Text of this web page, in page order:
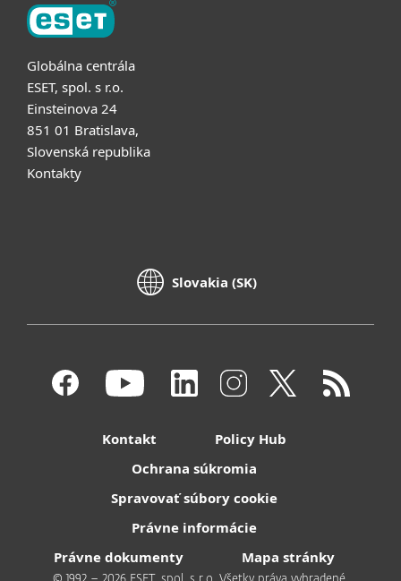
Globálna centrála
ESET, spol. s r.o.
Einsteinova 24
851 01 Bratislava,
Slovenská republika
Kontakty
Slovakia (SK)
Kontakt
Policy Hub
Ochrana súkromia
Spravovať súbory cookie
Právne informácie
Právne dokumenty
Mapa stránky